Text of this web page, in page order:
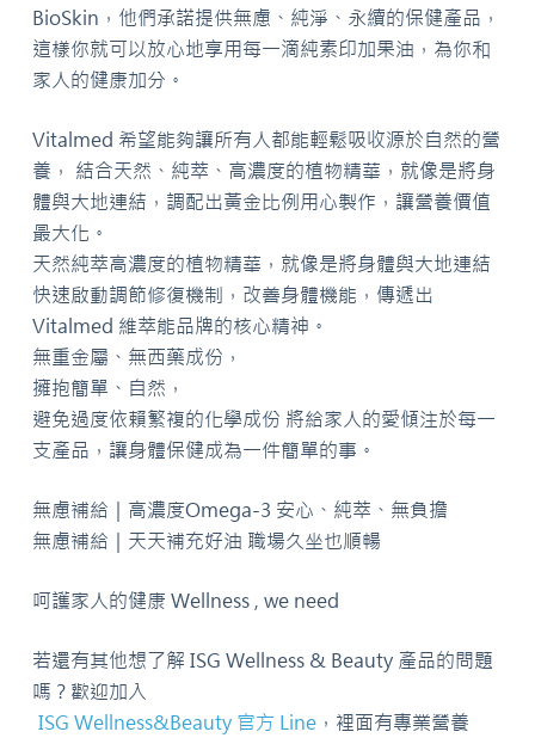
BioSkin，他們承諾提供無慮、純淨、永續的保健產品，
這樣你就可以放心地享用每一滴純素印加果油，為你和
家人的健康加分。
Vitalmed 希望能夠讓所有人都能輕鬆吸收源於自然的營
養， 結合天然、純萃、高濃度的植物精華，就像是將身
體與大地連結，調配出黃金比例用心製作，讓營養價值
最大化。
天然純萃高濃度的植物精華，就像是將身體與大地連結
快速啟動調節修復機制，改善身體機能，傳遞出
Vitalmed 維萃能品牌的核心精神。
無重金屬、無西藥成份，
擁抱簡單、自然，
避免過度依賴繁複的化學成份 將給家人的愛傾注於每一
支產品，讓身體保健成為一件簡單的事。
無慮補給｜高濃度Omega-3 安心、純萃、無負擔
無慮補給｜天天補充好油 職場久坐也順暢
呵護家人的健康 Wellness , we need
若還有其他想了解 ISG Wellness & Beauty 產品的問題
嗎？歡迎加入
ISG Wellness&Beauty 官方 Line，裡面有專業營養